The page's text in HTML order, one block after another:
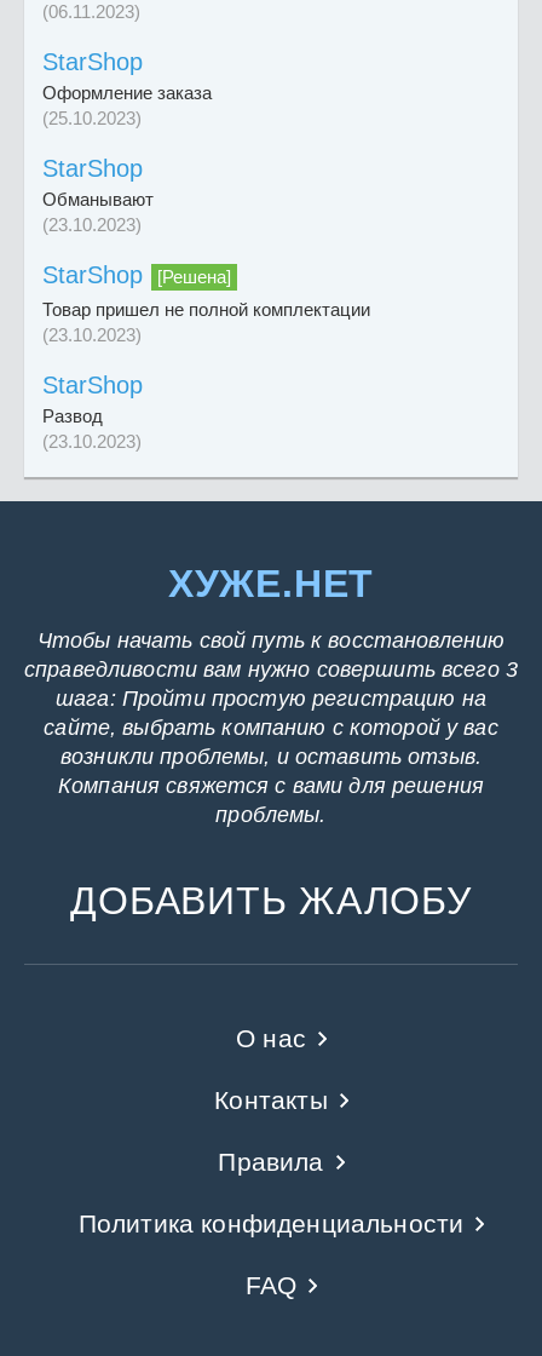
(06.11.2023)
StarShop
Оформление заказа
(25.10.2023)
StarShop
Обманывают
(23.10.2023)
StarShop
[Решена]
Товар пришел не полной комплектации
(23.10.2023)
StarShop
Развод
(23.10.2023)
ХУЖЕ.НЕТ
Чтобы начать свой путь к восстановлению
справедливости вам нужно совершить всего 3
шага: Пройти простую регистрацию на
сайте, выбрать компанию с которой у вас
возникли проблемы, и оставить отзыв.
Компания свяжется с вами для решения
проблемы.
ДОБАВИТЬ ЖАЛОБУ
О нас
Контакты
Правила
Политика конфиденциальности
FAQ